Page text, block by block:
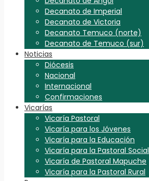
Decanato de Imperial
Decanato de Victoria
Decanato Temuco (norte)
Decanato de Temuco (sur)
Noticias
Diócesis
Nacional
Internacional
Confirmaciones
Vicarías
Vicaría Pastoral
Vicaría para los Jóvenes
Vicaría para la Educación
Vicaría para la Pastoral Social
Vicaría de Pastoral Mapuche
Vicaría para la Pastoral Rural